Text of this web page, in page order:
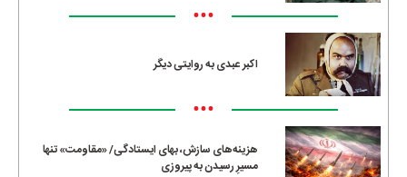
•••
اکبر عبدی به روایتی دیگر
•••
هزینه‌های سازش، بهای ایستادگی/ «مقاومت» تنها
مسیرِ رسیدن به پیروزی